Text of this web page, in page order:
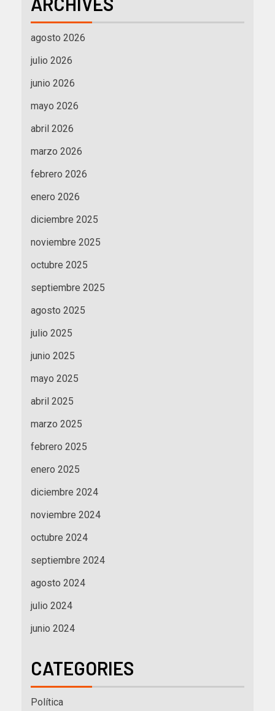
agosto 2026
julio 2026
junio 2026
mayo 2026
abril 2026
marzo 2026
febrero 2026
enero 2026
diciembre 2025
noviembre 2025
octubre 2025
septiembre 2025
agosto 2025
julio 2025
junio 2025
mayo 2025
abril 2025
marzo 2025
febrero 2025
enero 2025
diciembre 2024
noviembre 2024
octubre 2024
septiembre 2024
agosto 2024
julio 2024
junio 2024
CATEGORIES
Política